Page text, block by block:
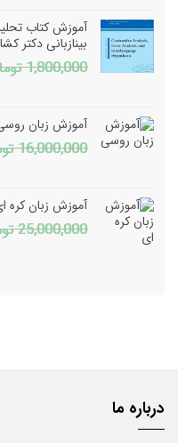
آموزش کتاب
بینازبانی دکتر
1,800,000
آموزش زبان
16,000,000
آموزش زبان کره
25,000,000
درباره ما